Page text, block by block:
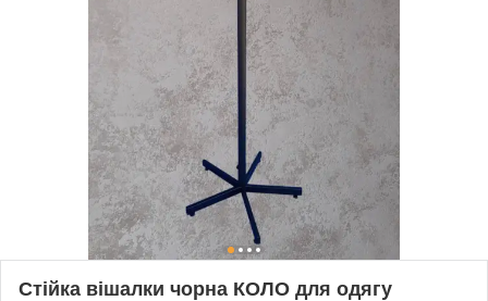
Стійка вішалки чорна КОЛО для одягу